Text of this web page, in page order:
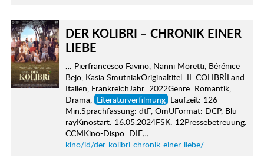
DER KOLIBRI – CHRONIK EINER
LIEBE
… Pierfrancesco Favino, Nanni Moretti, Bérénice
Bejo, Kasia SmutniakOriginaltitel: IL COLIBRÌLand:
Italien, FrankreichJahr: 2022Genre: Romantik,
Drama, Literaturverfilmung Laufzeit: 126
Min.Sprachfassung: dtF, OmUFormat: DCP, Blu-
rayKinostart: 16.05.2024FSK: 12Pressebetreuung:
CCMKino-Dispo: DIE…
kino/id/der-kolibri-chronik-einer-liebe/